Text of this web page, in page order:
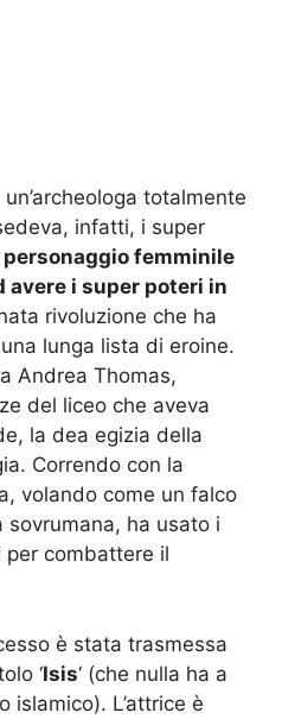
totalmente
infatti, i super
personaggio femminile
avere i super poteri in
rivoluzione che ha
lunga lista di eroine.
Andrea Thomas,
del liceo che aveva
la dea egizia della
Correndo con la
volando come un falco
ha usato i
combattere il
è stata trasmessa
‘Isis‘ (che nulla ha a
islamico). L’attrice è